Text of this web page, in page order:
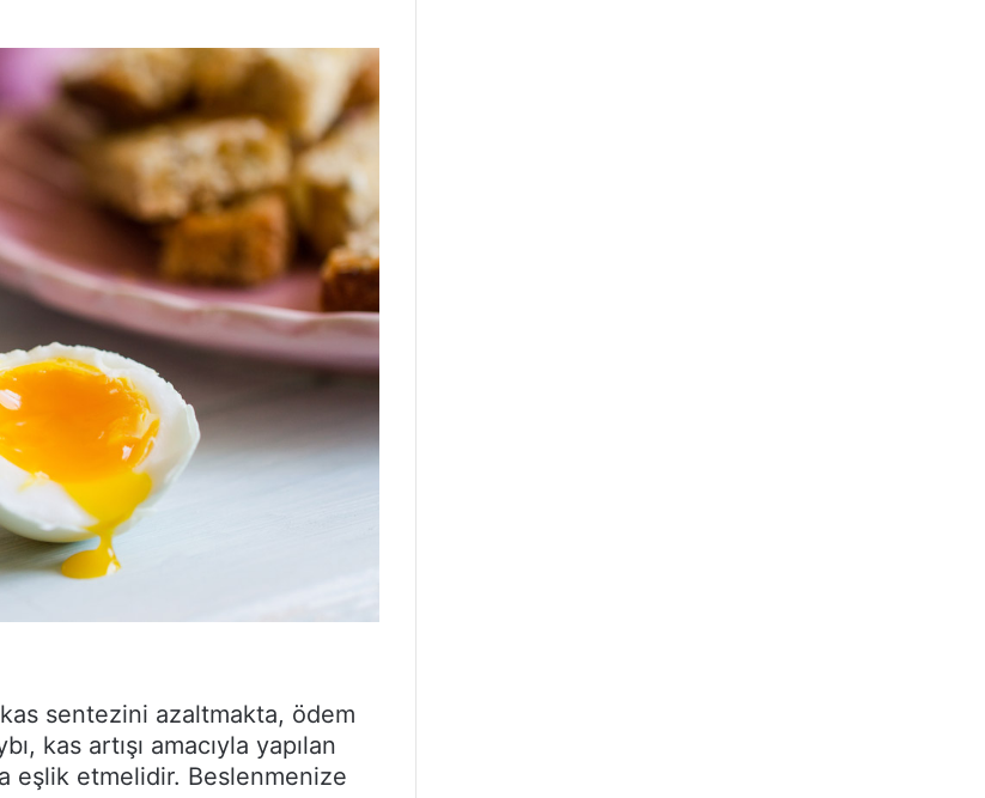
sentezini azaltmakta, ödem
kas artışı amacıyla yapılan
eşlik etmelidir. Beslenmenize